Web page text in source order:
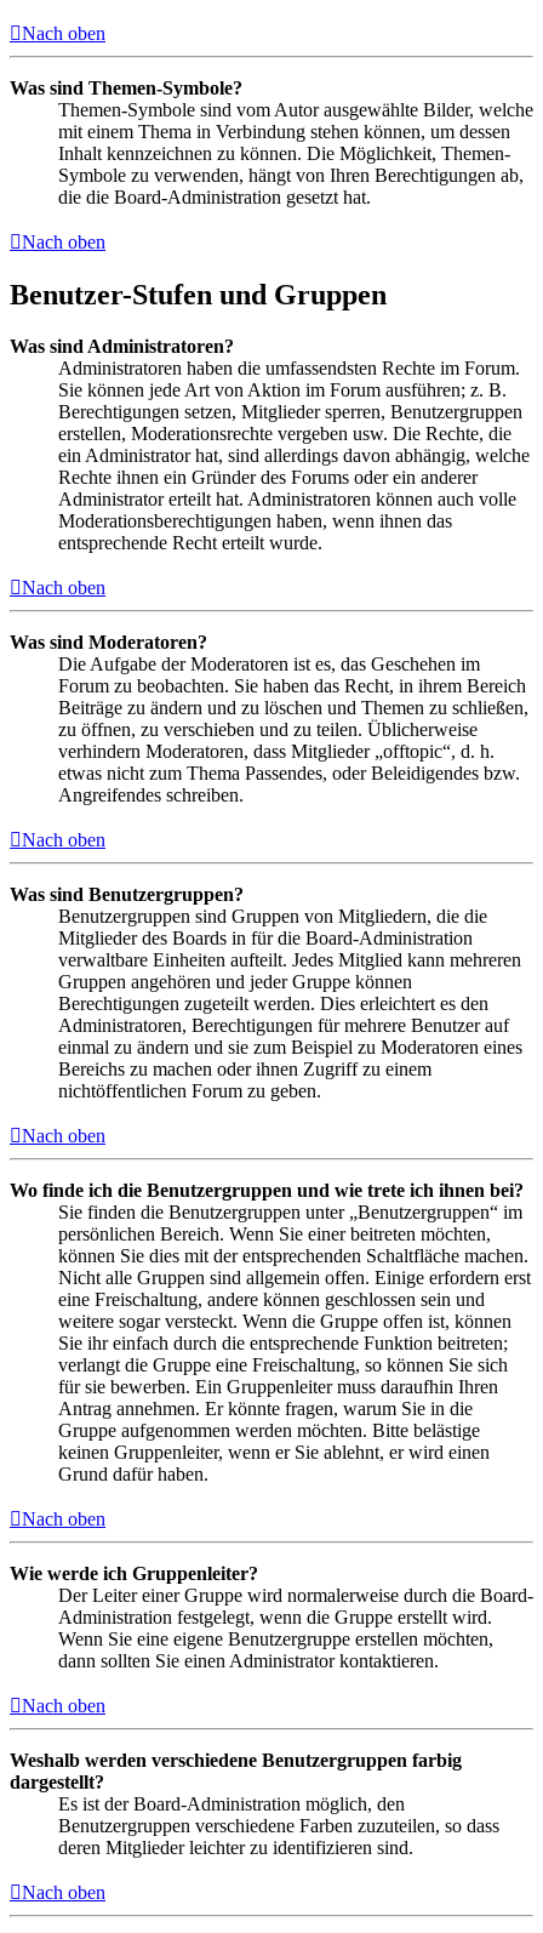
Nach oben
Was sind Themen-Symbole?
Themen-Symbole sind vom Autor ausgewählte Bilder, welche
mit einem Thema in Verbindung stehen können, um dessen
Inhalt kennzeichnen zu können. Die Möglichkeit, Themen-
Symbole zu verwenden, hängt von Ihren Berechtigungen ab,
die die Board-Administration gesetzt hat.
Nach oben
Benutzer-Stufen und Gruppen
Was sind Administratoren?
Administratoren haben die umfassendsten Rechte im Forum.
Sie können jede Art von Aktion im Forum ausführen; z. B.
Berechtigungen setzen, Mitglieder sperren, Benutzergruppen
erstellen, Moderationsrechte vergeben usw. Die Rechte, die
ein Administrator hat, sind allerdings davon abhängig, welche
Rechte ihnen ein Gründer des Forums oder ein anderer
Administrator erteilt hat. Administratoren können auch volle
Moderationsberechtigungen haben, wenn ihnen das
entsprechende Recht erteilt wurde.
Nach oben
Was sind Moderatoren?
Die Aufgabe der Moderatoren ist es, das Geschehen im
Forum zu beobachten. Sie haben das Recht, in ihrem Bereich
Beiträge zu ändern und zu löschen und Themen zu schließen,
zu öffnen, zu verschieben und zu teilen. Üblicherweise
verhindern Moderatoren, dass Mitglieder „offtopic“, d. h.
etwas nicht zum Thema Passendes, oder Beleidigendes bzw.
Angreifendes schreiben.
Nach oben
Was sind Benutzergruppen?
Benutzergruppen sind Gruppen von Mitgliedern, die die
Mitglieder des Boards in für die Board-Administration
verwaltbare Einheiten aufteilt. Jedes Mitglied kann mehreren
Gruppen angehören und jeder Gruppe können
Berechtigungen zugeteilt werden. Dies erleichtert es den
Administratoren, Berechtigungen für mehrere Benutzer auf
einmal zu ändern und sie zum Beispiel zu Moderatoren eines
Bereichs zu machen oder ihnen Zugriff zu einem
nichtöffentlichen Forum zu geben.
Nach oben
Wo finde ich die Benutzergruppen und wie trete ich ihnen bei?
Sie finden die Benutzergruppen unter „Benutzergruppen“ im
persönlichen Bereich. Wenn Sie einer beitreten möchten,
können Sie dies mit der entsprechenden Schaltfläche machen.
Nicht alle Gruppen sind allgemein offen. Einige erfordern erst
eine Freischaltung, andere können geschlossen sein und
weitere sogar versteckt. Wenn die Gruppe offen ist, können
Sie ihr einfach durch die entsprechende Funktion beitreten;
verlangt die Gruppe eine Freischaltung, so können Sie sich
für sie bewerben. Ein Gruppenleiter muss daraufhin Ihren
Antrag annehmen. Er könnte fragen, warum Sie in die
Gruppe aufgenommen werden möchten. Bitte belästige
keinen Gruppenleiter, wenn er Sie ablehnt, er wird einen
Grund dafür haben.
Nach oben
Wie werde ich Gruppenleiter?
Der Leiter einer Gruppe wird normalerweise durch die Board-
Administration festgelegt, wenn die Gruppe erstellt wird.
Wenn Sie eine eigene Benutzergruppe erstellen möchten,
dann sollten Sie einen Administrator kontaktieren.
Nach oben
Weshalb werden verschiedene Benutzergruppen farbig
dargestellt?
Es ist der Board-Administration möglich, den
Benutzergruppen verschiedene Farben zuzuteilen, so dass
deren Mitglieder leichter zu identifizieren sind.
Nach oben